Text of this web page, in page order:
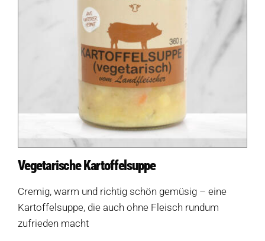
Vegetarische Kartoffelsuppe
Cremig, warm und richtig schön gemüsig – eine
Kartoffelsuppe, die auch ohne Fleisch rundum
zufrieden macht